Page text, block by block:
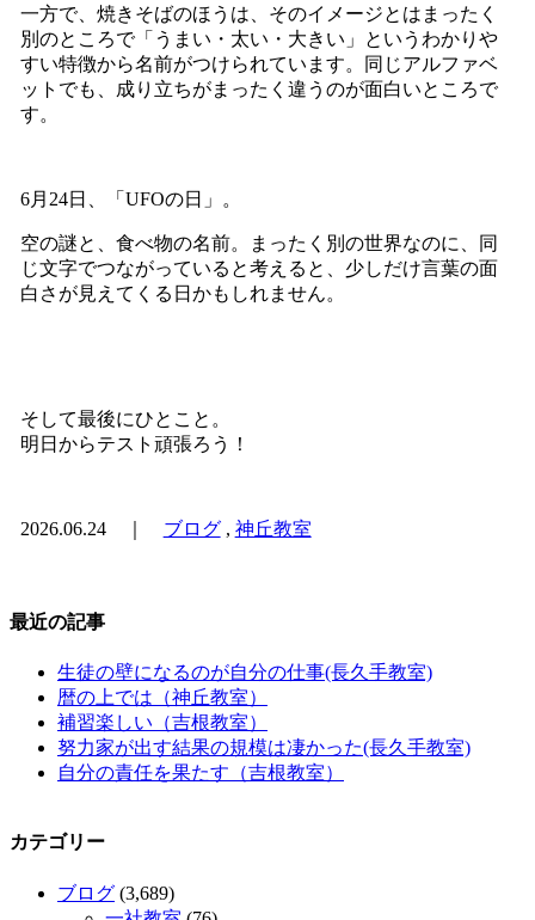
一方で、焼きそばのほうは、そのイメージとはまったく
別のところで「うまい・太い・大きい」というわかりや
すい特徴から名前がつけられています。同じアルファベ
ットでも、成り立ちがまったく違うのが面白いところで
す。
6月24日、「UFOの日」。
空の謎と、食べ物の名前。まったく別の世界なのに、同
じ文字でつながっていると考えると、少しだけ言葉の面
白さが見えてくる日かもしれません。
そして最後にひとこと。
明日からテスト頑張ろう！
2026.06.24 ｜ ブログ, 神丘教室
最近の記事
生徒の壁になるのが自分の仕事(長久手教室)
暦の上では（神丘教室）
補習楽しい（吉根教室）
努力家が出す結果の規模は凄かった(長久手教室)
自分の責任を果たす（吉根教室）
カテゴリー
ブログ (3,689)